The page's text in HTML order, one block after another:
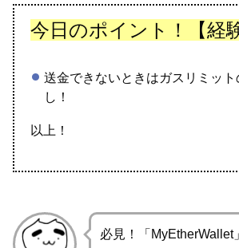
今日のポイント！【経
送金できないときはガスリミッ
し！
以上！
必見！「MyEtherWallet